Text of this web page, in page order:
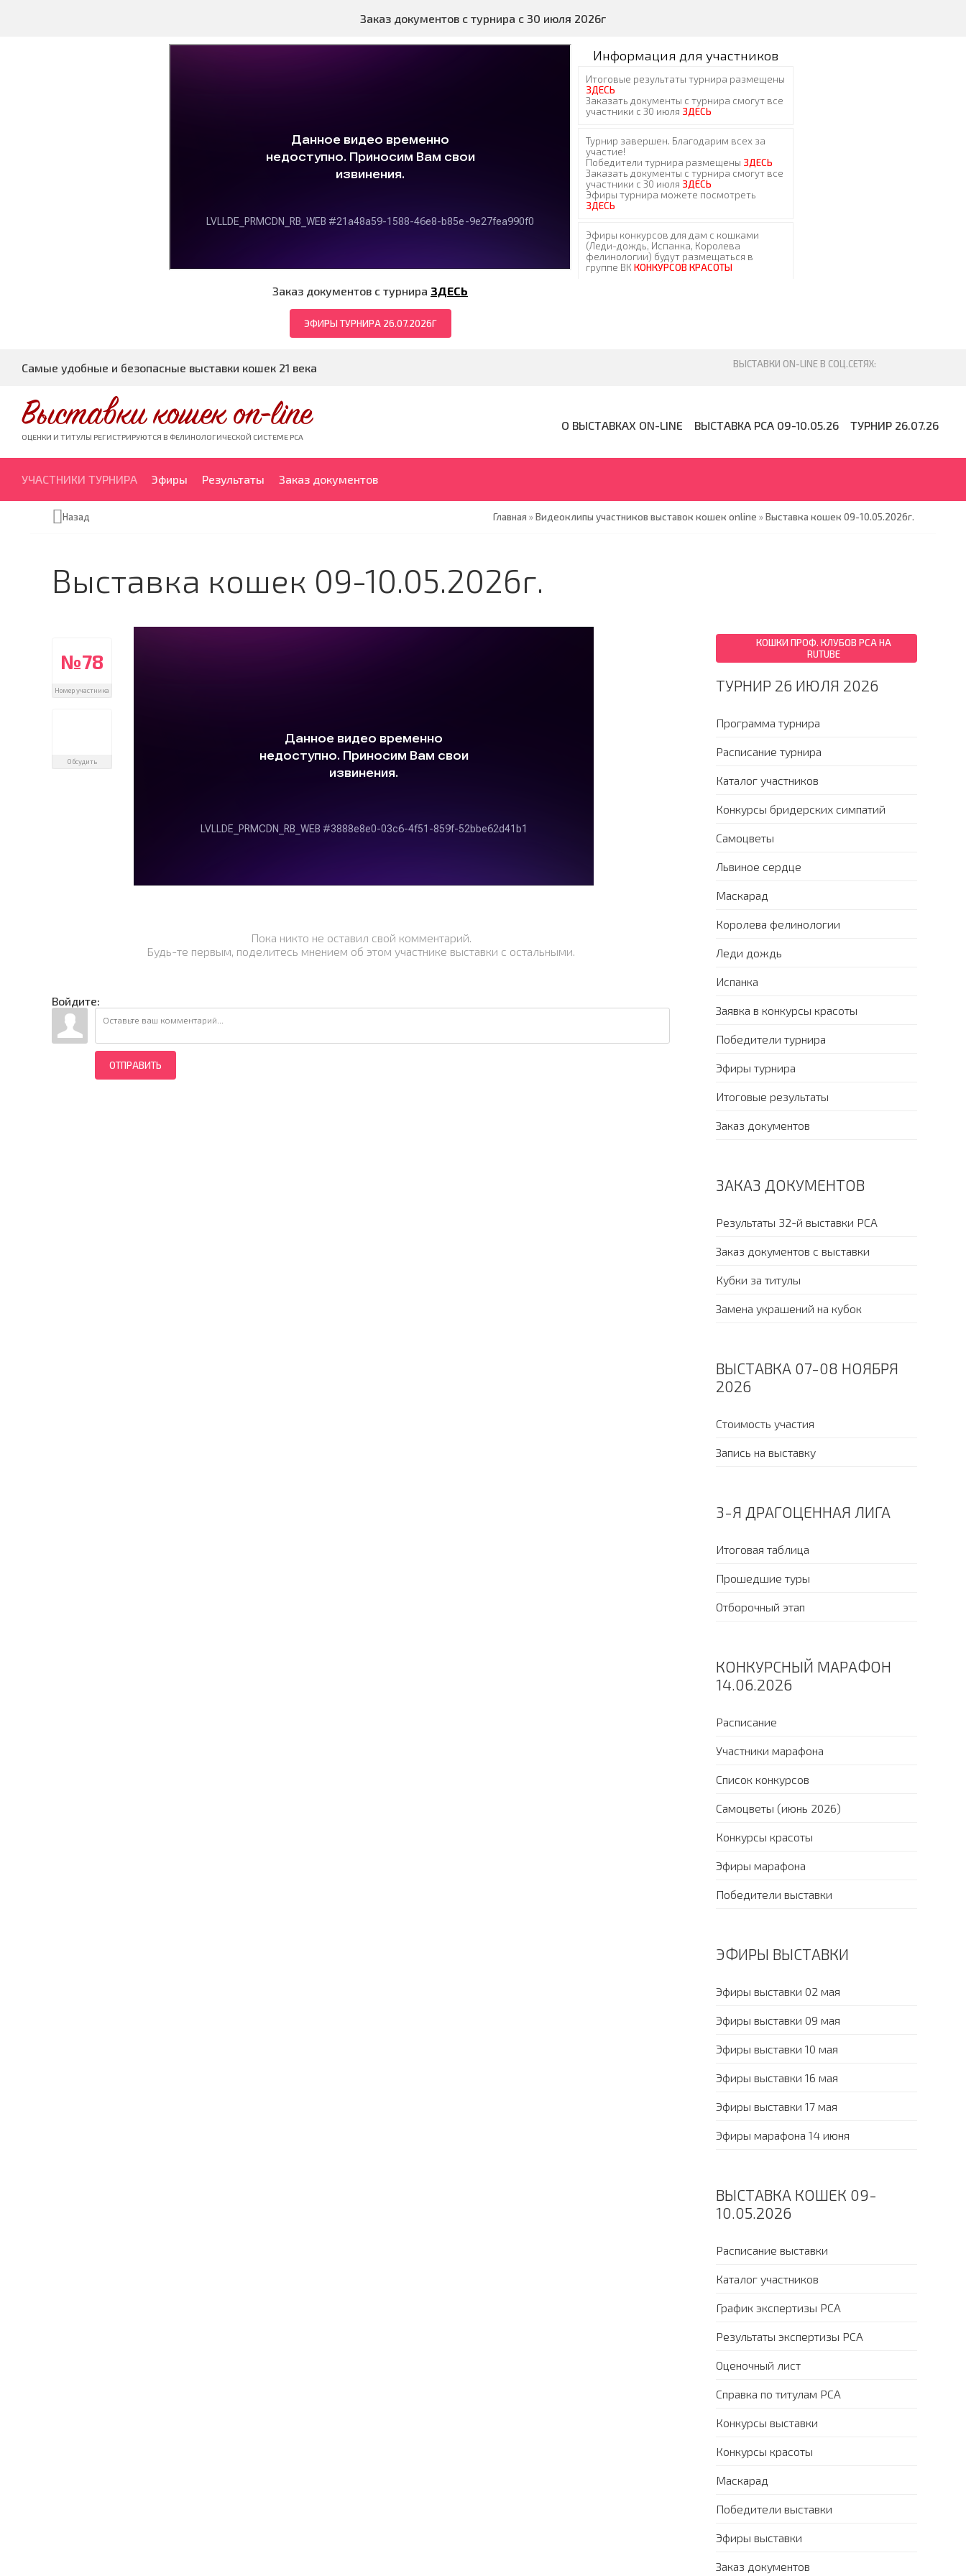
Заказ документов с турнира с 30 июля 2026г
Заказ документов с турнира ЗДЕСЬ
ЭФИРЫ ТУРНИРА 26.07.2026Г
Информация для участников
Самые удобные и безопасные выставки кошек 21 века
Выставки кошек on-line
ОЦЕНКИ И ТИТУЛЫ РЕГИСТРИРУЮТСЯ В ФЕЛИНОЛОГИЧЕСКОЙ СИСТЕМЕ PCA
О ВЫСТАВКАХ ON-LINE ВЫСТАВКА PCA 09-10.05.26 ТУРНИР 26.07.26
УЧАСТНИКИ ТУРНИРА Эфиры Результаты Заказ документов
Назад Главная »Видеоклипы участников выставок кошек online »Выставка кошек 09-10.05.2026г.
Выставка кошек 09-10.05.2026г.
№78
Номер участника
Обсудить
Пока никто не оставил свой комментарий.
Будь-те первым, поделитесь мнением об этом участнике выставки с остальными.
Войдите:
ОТПРАВИТЬ
КОШКИ ПРОФ. КЛУБОВ PCA НА
RUTUBE
ТУРНИР 26 ИЮЛЯ 2026
Программа турнира
Расписание турнира
Каталог участников
Конкурсы бридерских симпатий
Самоцветы
Львиное сердце
Маскарад
Королева фелинологии
Леди дождь
Испанка
Заявка в конкурсы красоты
Победители турнира
Эфиры турнира
Итоговые результаты
Заказ документов
ЗАКАЗ ДОКУМЕНТОВ
Результаты 32-й выставки PCA
Заказ документов с выставки
Кубки за титулы
Замена украшений на кубок
ВЫСТАВКА 07-08 НОЯБРЯ
2026
Стоимость участия
Запись на выставку
3-Я ДРАГОЦЕННАЯ ЛИГА
Итоговая таблица
Прошедшие туры
Отборочный этап
КОНКУРСНЫЙ МАРАФОН
14.06.2026
Расписание
Участники марафона
Список конкурсов
Самоцветы (июнь 2026)
Конкурсы красоты
Эфиры марафона
Победители выставки
ЭФИРЫ ВЫСТАВКИ
Эфиры выставки 02 мая
Эфиры выставки 09 мая
Эфиры выставки 10 мая
Эфиры выставки 16 мая
Эфиры выставки 17 мая
Эфиры марафона 14 июня
ВЫСТАВКА КОШЕК 09-
10.05.2026
Расписание выставки
Каталог участников
График экспертизы PCA
Результаты экспертизы PCA
Оценочный лист
Справка по титулам PCA
Конкурсы выставки
Конкурсы красоты
Маскарад
Победители выставки
Эфиры выставки
Заказ документов